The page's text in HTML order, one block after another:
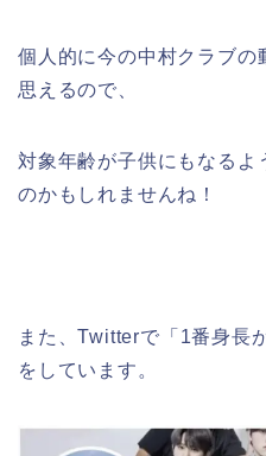
個人的に今の中村クラブの
思えるので、
対象年齢が子供にもなるよ
のかもしれませんね！
また、Twitterで「1番身長
をしています。